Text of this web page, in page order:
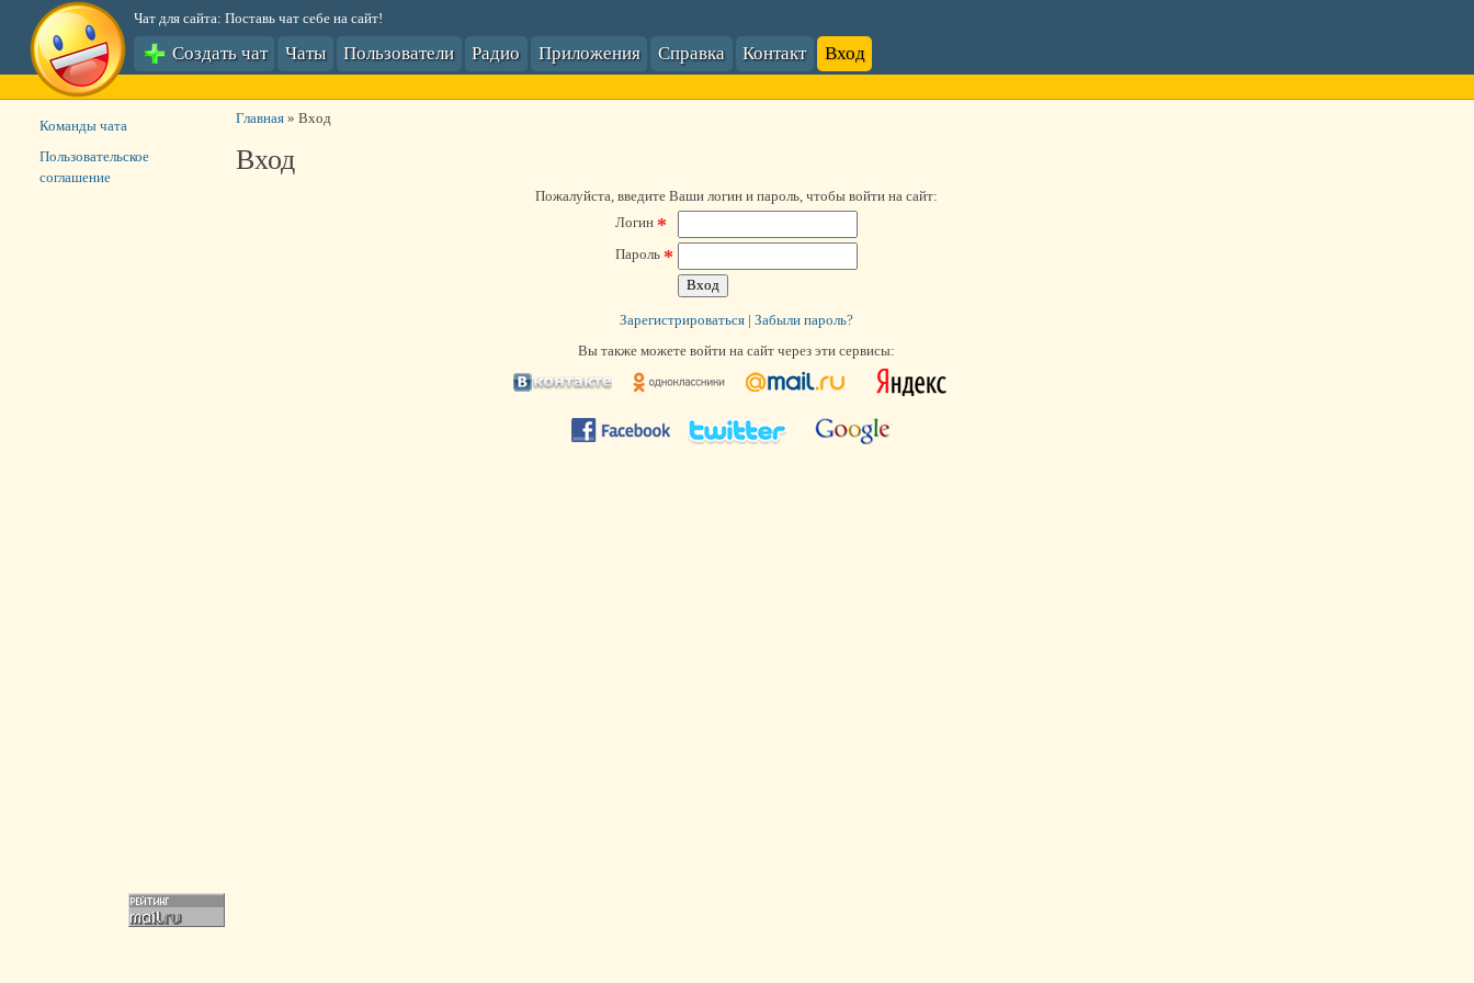
Чат для сайта: Поставь чат себе на сайт!
Создать чат Чаты Пользователи Радио Приложения Справка Контакт Вход
Главная» Вход
Вход
Пожалуйста, введите Ваши логин и пароль, чтобы войти на сайт:
Логин *
Пароль *
Зарегистрироваться |Забыли пароль?
Вы также можете войти на сайт через эти сервисы:
Команды чата
Пользовательское
соглашение